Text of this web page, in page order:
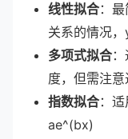
线性拟合：
关系的情况
多项式拟合
度，但需注
指数拟合：
ae^(bx)